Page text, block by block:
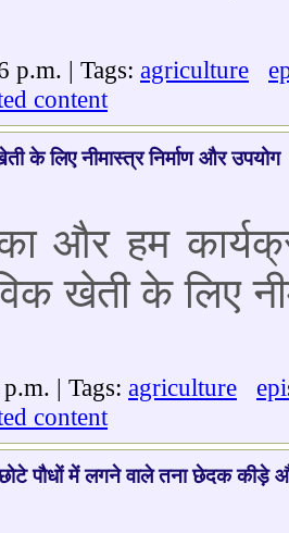
p.m. | Tags: agriculture
content
के लिए नीमास्त्र निर्माण और उपयोग
और हम
खेती के लिए
| Tags: agriculture
content
पौधों में लगने वाले तना छेदक कीड़े